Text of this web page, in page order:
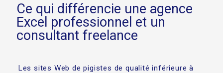
Ce qui différencie une agence
Excel professionnel et un
consultant freelance
Les sites Web de pigistes de qualité inférieure à